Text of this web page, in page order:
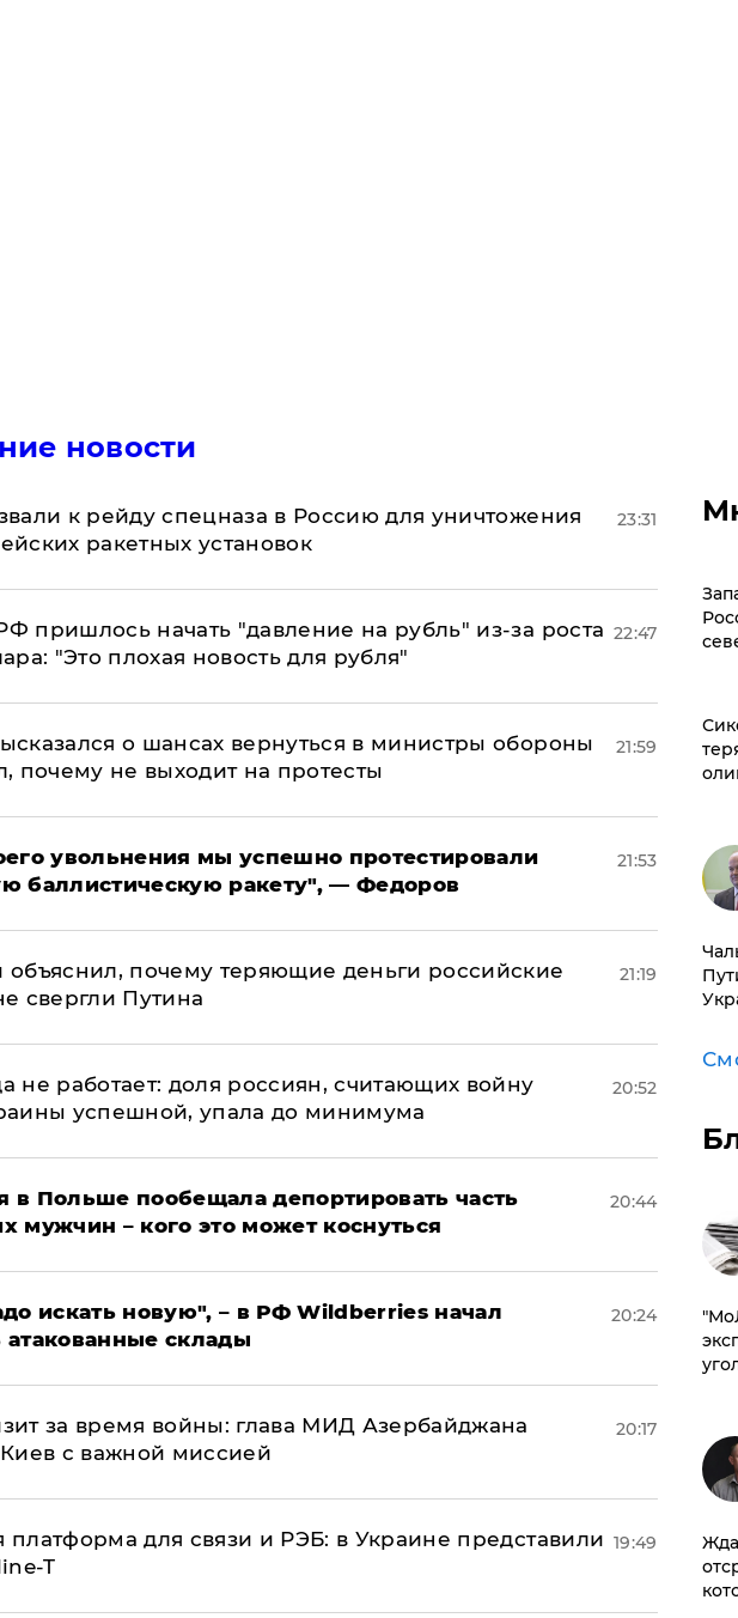
новости
к рейду спецназа в Россию для уничтожения
ракетных установок
23:31
пришлось начать "давление на рубль" из-за роста
"Это плохая новость для рубля"
22:47
о шансах вернуться в министры обороны
почему не выходит на протесты
21:59
увольнения мы успешно протестировали
баллистическую ракету", — Федоров
21:53
объяснил, почему теряющие деньги российские
свергли Путина
21:19
не работает: доля россиян, считающих войну
успешной, упала до минимума
20:52
в Польше пообещала депортировать часть
мужчин – кого это может коснуться
20:44
искать новую", – в РФ Wildberries начал
атакованные склады
20:24
за время войны: глава МИД Азербайджана
с важной миссией
20:17
платформа для связи и РЭБ: в Украине представили
T
19:49